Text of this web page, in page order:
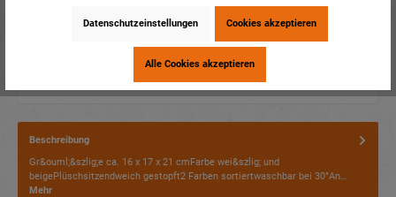
Dieses Produkt weiterempfehlen:
Beschreibung
Gr&ouml;&szlig;e ca. 16 x 17 x 21 cmFarbe wei&szlig; und
beigePlüschsitzendweich gestopft2 Farben sortiertwaschbar bei 30°An…
Mehr
Datenschutzeinstellungen Cookies akzeptieren
Alle Cookies akzeptieren